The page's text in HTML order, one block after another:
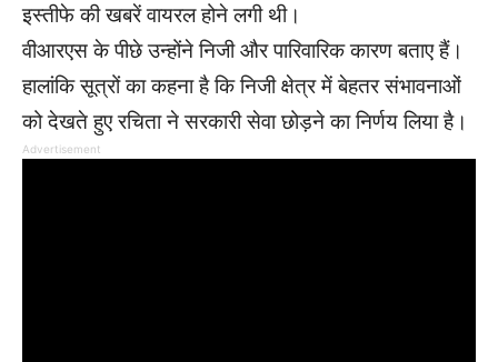
इस्तीफे की खबरें वायरल होने लगी थी।
वीआरएस के पीछे उन्होंने निजी और पारिवारिक कारण बताए हैं।
हालांकि सूत्रों का कहना है कि निजी क्षेत्र में बेहतर संभावनाओं
को देखते हुए रचिता ने सरकारी सेवा छोड़ने का निर्णय लिया है।
Advertisement